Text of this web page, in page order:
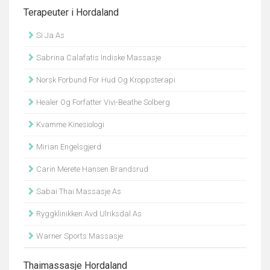
Terapeuter i Hordaland
Si Ja As
Sabrina Calafatis Indiske Massasje
Norsk Forbund For Hud Og Kroppsterapi
Healer Og Forfatter Vivi-Beathe Solberg
Kvamme Kinesiologi
Mirian Engelsgjerd
Carin Merete Hansen Brandsrud
Sabai Thai Massasje As
Ryggklinikken Avd Ulriksdal As
Warner Sports Massasje
Thaimassasje Hordaland